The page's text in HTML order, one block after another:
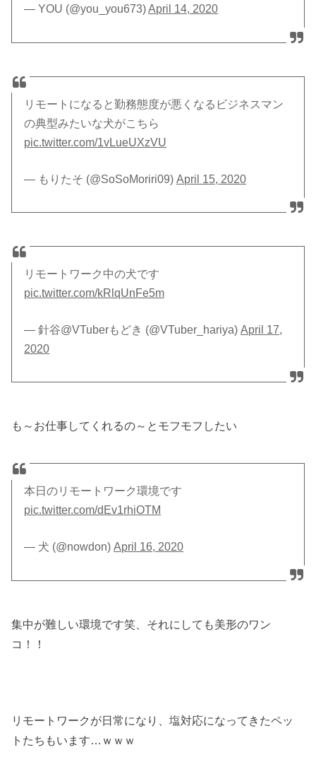
— YOU (@you_you673)April 14, 2020
リモートになると勤務態度が悪くなるビジネスマン
の典型みたいな犬がこちら
pic.twitter.com/1vLueUXzVU
— もりたそ (@SoSoMoriri09)April 15, 2020
リモートワーク中の犬です
pic.twitter.com/kRlqUnFe5m
— 針谷@VTuberもどき (@VTuber_hariya)April 17,
2020
も～お仕事してくれるの～とモフモフしたい
本日のリモートワーク環境です
pic.twitter.com/dEv1rhiOTM
— 犬 (@nowdon)April 16, 2020
集中が難しい環境です笑、それにしても美形のワン
コ！！
リモートワークが日常になり、塩対応になってきたペッ
トたちもいます…ｗｗｗ